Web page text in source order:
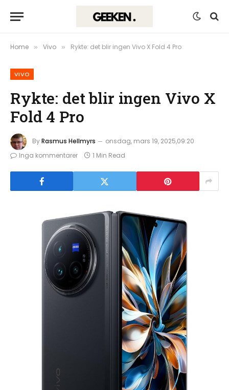
Home » Vivo » Rykte: det blir ingen Vivo X Fold 4 Pro
VIVO
Rykte: det blir ingen Vivo X
Fold 4 Pro
ByRasmus Hellmyrs
onsdag, mars 19, 2025,09:20
Inga kommentarer
1 Min Read